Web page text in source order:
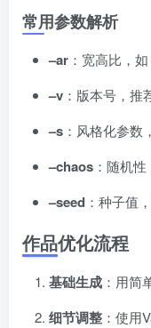
常用参数解析
–ar ：宽高比，
–v ：版本号，推
–s ：风格化参数
–chaos ：随机
–seed ：种子值
作品优化流程
基础生成 ：用简
细节调整 ：使用